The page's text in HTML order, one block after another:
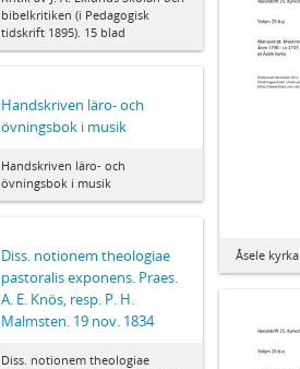
bibelkritiken (i Pedagogisk
tidskrift 1895). 15 blad
Åsele kyrka
Handskriven läro- och
övningsbok i musik
Handskriven läro- och
övningsbok i musik
Diss. notionem theologiae
pastoralis exponens. Praes.
A. E. Knös, resp. P. H.
Malmsten. 19 nov. 1834
Diss. notionem theologiae